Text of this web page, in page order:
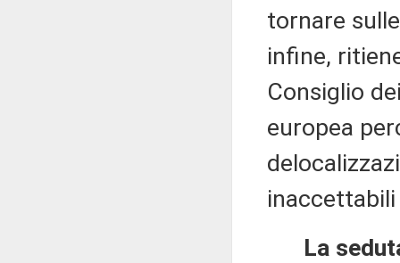
tornare
infine,
Consiglio
europea
La